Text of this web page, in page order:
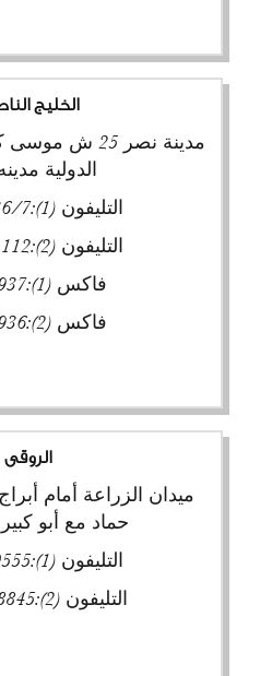
الخليج
مدينة نصر 25
الدولية
التليفون (1):
7
التليفون (2):
فاكس (1):
فاكس (2):
الروقى
ميدان الزراعة أمام
حماد مع أبو
التليفون (1):
التليفون (2):